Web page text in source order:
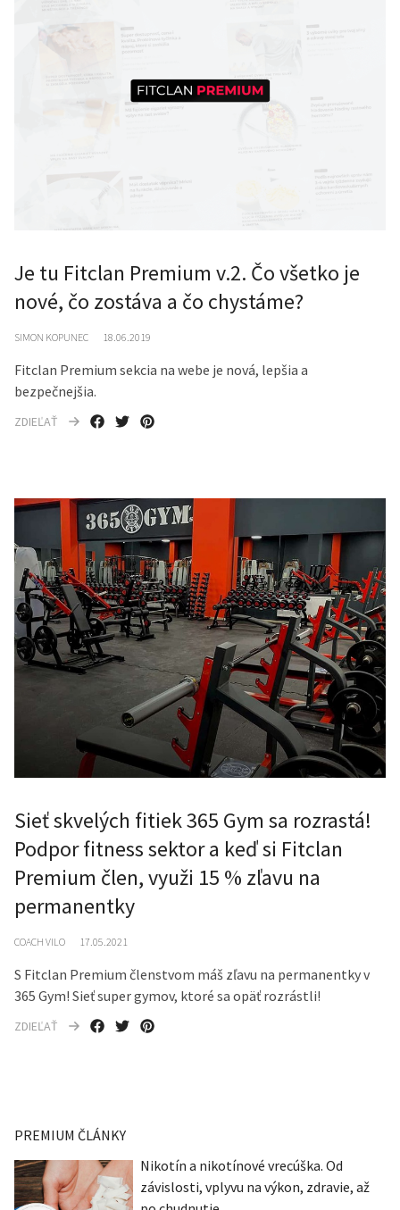
Je tu Fitclan Premium v.2. Čo všetko je
nové, čo zostáva a čo chystáme?
SIMON KOPUNEC 18.06.2019
Fitclan Premium sekcia na webe je nová, lepšia a
bezpečnejšia.
ZDIEĽAŤ
Sieť skvelých fitiek 365 Gym sa rozrastá!
Podpor fitness sektor a keď si Fitclan
Premium člen, využi 15 % zľavu na
permanentky
COACH VILO 17.05.2021
S Fitclan Premium členstvom máš zľavu na permanentky v
365 Gym! Sieť super gymov, ktoré sa opäť rozrástli!
ZDIEĽAŤ
PREMIUM ČLÁNKY
Nikotín a nikotínové vrecúška. Od
závislosti, vplyvu na výkon, zdravie, až